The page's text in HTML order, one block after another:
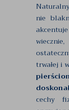
nie
trwałej i
cechy